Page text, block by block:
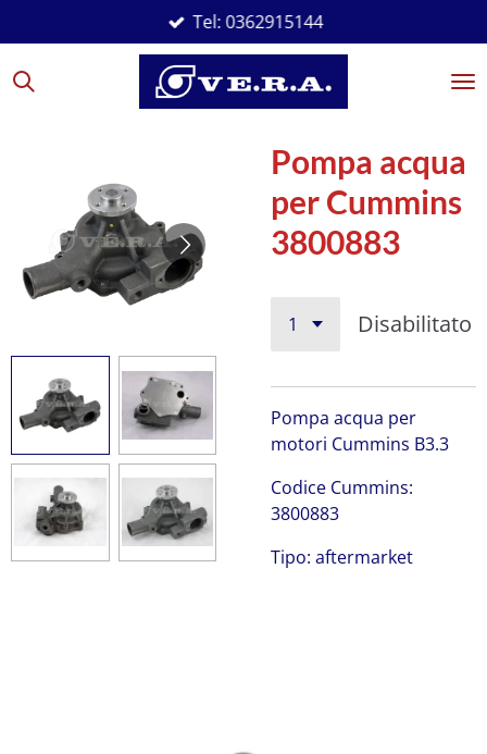
al
contenuto
Tel: 0362915144
Pompa acqua
per Cummins
3800883
Disabilitato
Pompa acqua per
motori Cummins B3.3
Codice Cummins:
3800883
Tipo: aftermarket